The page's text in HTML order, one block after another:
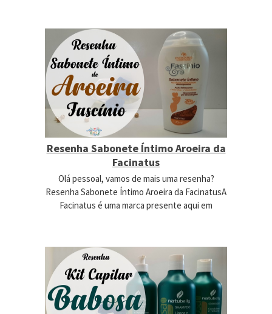
Resenha Sabonete Íntimo Aroeira da
Facinatus
Olá pessoal, vamos de mais uma resenha?
Resenha Sabonete Íntimo Aroeira da FacinatusA
Facinatus é uma marca presente aqui em